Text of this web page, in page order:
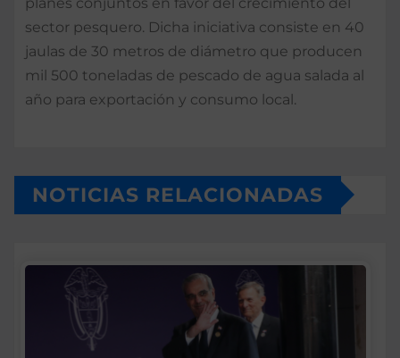
sector pesquero. Dicha iniciativa consiste en 40
jaulas de 30 metros de diámetro que producen
mil 500 toneladas de pescado de agua salada al
año para exportación y consumo local.
NOTICIAS RELACIONADAS